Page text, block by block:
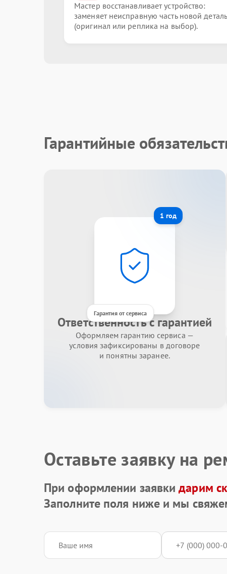
Мастер восстанавливает устройство:
заменяет неисправную часть новой
(оригинал или реплика на выбор).
Гарантийные
1 год
Гарантия от сервиса
Ответственность с гарантией
Оформляем гарантию сервиса —
условия зафиксированы в договоре
и понятны заранее.
Оставьте заявку на
При оформлении заявкидарим
Заполните поля ниже и мы